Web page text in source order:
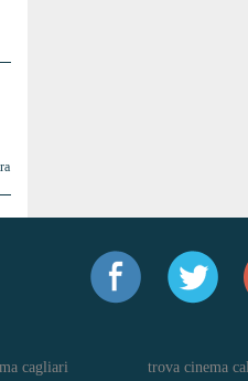
cagliari trova cinema